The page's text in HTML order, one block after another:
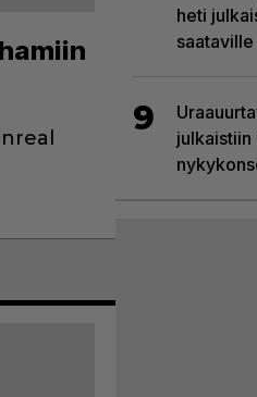
heti
saataville
9
julkaistiin